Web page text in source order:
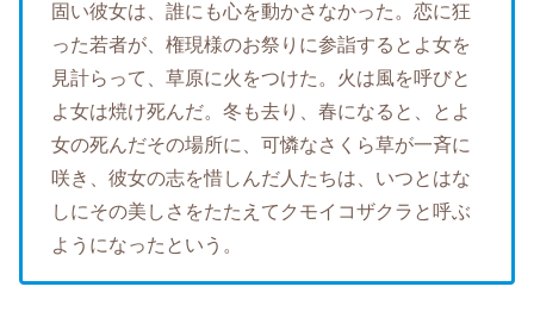
固い彼女は、誰にも心を動かさなかった。恋に狂
った若者が、権現様のお祭りに参詣するとよ女を
見計らって、草原に火をつけた。火は風を呼びと
よ女は焼け死んだ。冬も去り、春になると、とよ
女の死んだその場所に、可憐なさくら草が一斉に
咲き、彼女の志を惜しんだ人たちは、いつとはな
しにその美しさをたたえてクモイコザクラと呼ぶ
ようになったという。